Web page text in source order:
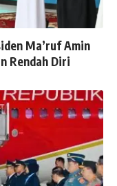
Ma’ruf Amin
Rendah Diri